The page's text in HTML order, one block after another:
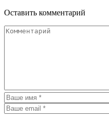
Оставить комментарий